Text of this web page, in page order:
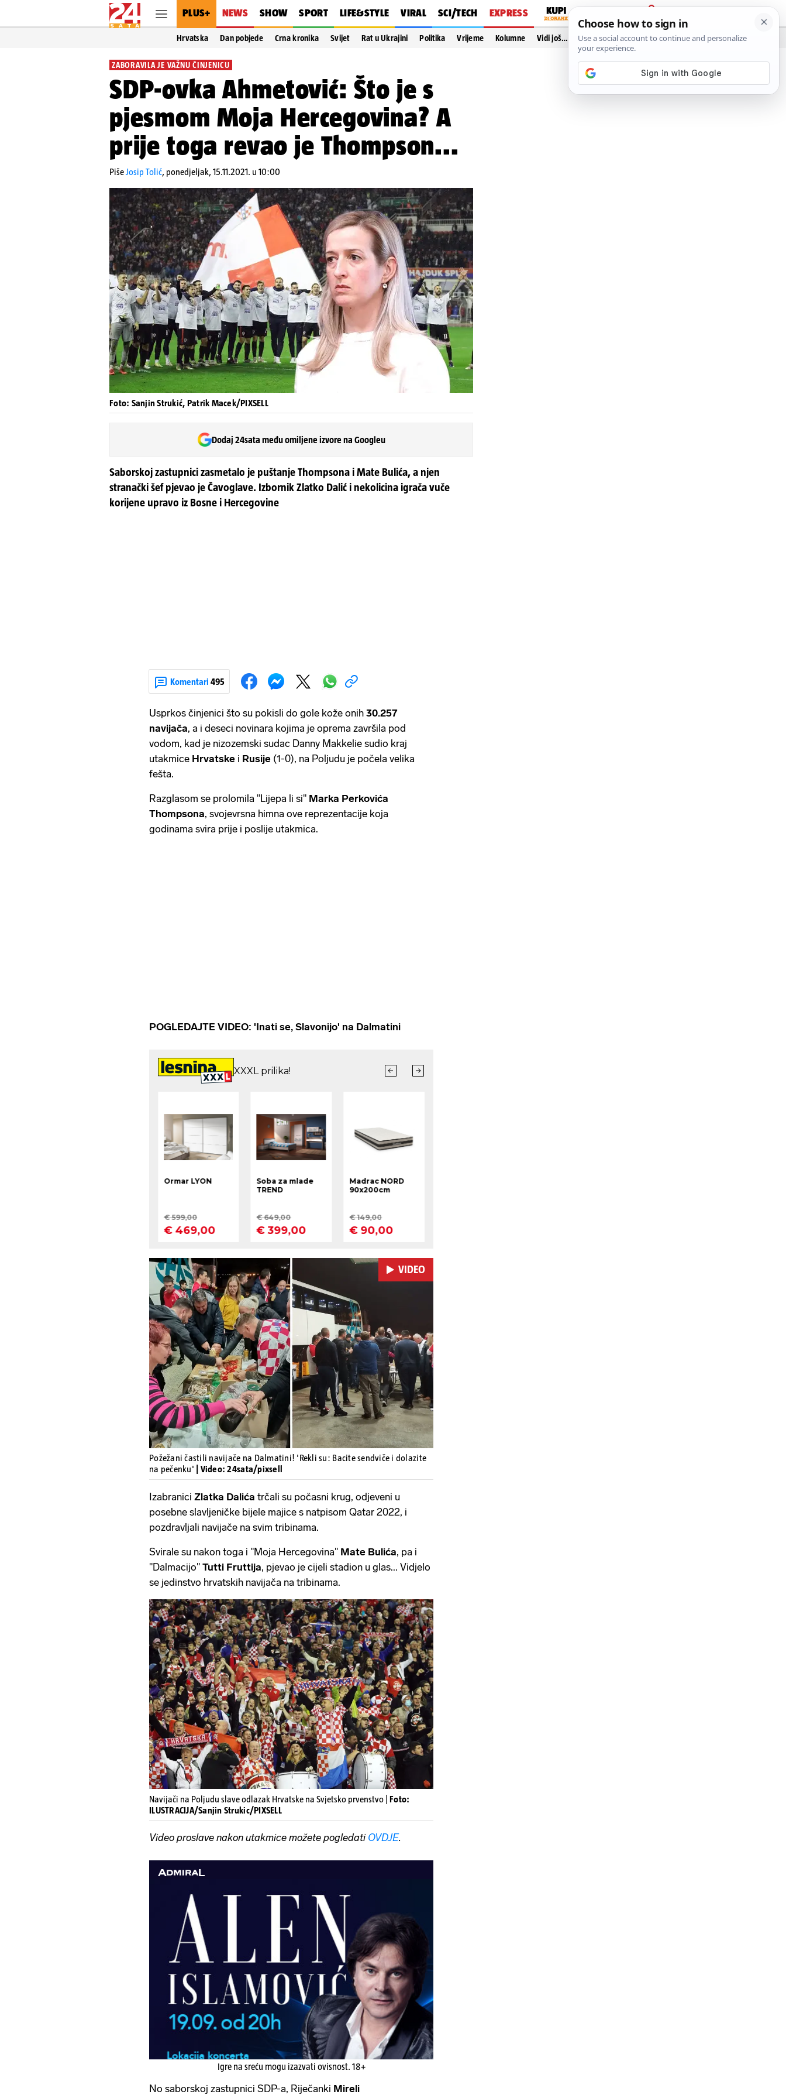
PLUS+ NEWS SHOW SPORT LIFE&STYLE VIRAL SCI/TECH EXPRESS
PRIJAVA
Hrvatska Dan pobjede Crna kronika Svijet Rat u Ukrajini Politika Vrijeme Kolumne Vidi još…
ZABORAVILA JE VAŽNU ČINJENICU
SDP-ovka Ahmetović: Što je s
pjesmom Moja Hercegovina? A
prije toga revao je Thompson...
PišeJosip Tolić, ponedjeljak, 15.11.2021. u 10:00
Foto: Sanjin Strukić, Patrik Macek/PIXSELL
Dodaj 24sata među omiljene izvore na Googleu
Saborskoj zastupnici zasmetalo je puštanje Thompsona i Mate Bulića, a njen
stranački šef pjevao je Čavoglave. Izbornik Zlatko Dalić i nekolicina igrača vuče
korijene upravo iz Bosne i Hercegovine
Komentari 495
Usprkos činjenici što su pokisli do gole kože onih 30.257
navijača, a i deseci novinara kojima je oprema završila pod
vodom, kad je nizozemski sudac Danny Makkelie sudio kraj
utakmice Hrvatske i Rusije (1-0), na Poljudu je počela velika
fešta.
Razglasom se prolomila "Lijepa li si" Marka Perkovića
Thompsona, svojevrsna himna ove reprezentacije koja
godinama svira prije i poslije utakmica.
POGLEDAJTE VIDEO: 'Inati se, Slavonijo' na Dalmatini
Pokretanje videa...
VIDEO
Požežani častili navijače na Dalmatini! 'Rekli su: Bacite sendviče i dolazite
na pečenku'
| Video: 24sata/pixsell
Izabranici Zlatka Dalića trčali su počasni krug, odjeveni u
posebne slavljeničke bijele majice s natpisom Qatar 2022, i
pozdravljali navijače na svim tribinama.
Svirale su nakon toga i "Moja Hercegovina" Mate Bulića, pa i
"Dalmacijo" Tutti Fruttija, pjevao je cijeli stadion u glas... Vidjelo
se jedinstvo hrvatskih navijača na tribinama.
Navijači na Poljudu slave odlazak Hrvatske na Svjetsko prvenstvo | Foto:
ILUSTRACIJA/Sanjin Strukic/PIXSELL
Video proslave nakon utakmice možete pogledati OVDJE.
Igre na sreću mogu izazvati ovisnost. 18+
No saborskoj zastupnici SDP-a, Riječanki Mireli